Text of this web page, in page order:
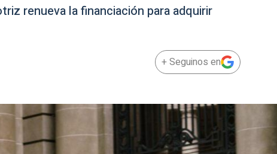
renueva la financiación para adquirir
+ Seguinos en